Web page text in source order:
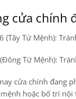
cửa chính
(Tây Tứ Mệnh):
Tứ Mệnh):
cửa chính đang
hoặc bố trí